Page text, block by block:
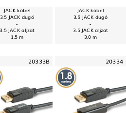
JACK kábel
3.5 JACK dugó
-
3.5 JACK aljzat
1,5 m
JACK kábel
3.5 JACK dugó
-
3.5 JACK aljzat
3,0 m
20333B 20334